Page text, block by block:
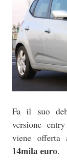
Fa il suo
versione
viene offerta
14mila euro.